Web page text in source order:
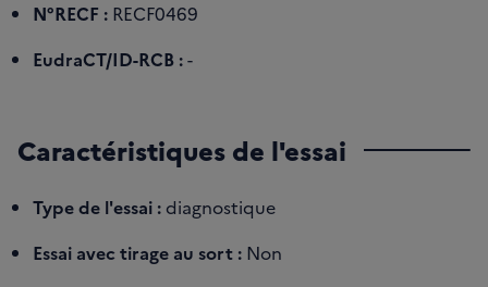
N°RECF : RECF0469
EudraCT/ID-RCB :-
Caractéristiques de l'essai
Type de l'essai : diagnostique
Essai avec tirage au sort : Non